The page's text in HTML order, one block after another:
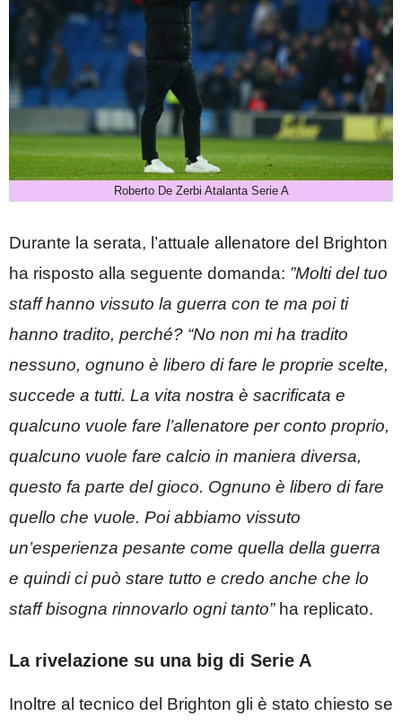
Roberto De Zerbi Atalanta Serie A
Durante la serata, l’attuale allenatore del Brighton
ha risposto alla seguente domanda: ”Molti del tuo
staff hanno vissuto la guerra con te ma poi ti
hanno tradito, perché? “No non mi ha tradito
nessuno, ognuno è libero di fare le proprie scelte,
succede a tutti. La vita nostra è sacrificata e
qualcuno vuole fare l’allenatore per conto proprio,
qualcuno vuole fare calcio in maniera diversa,
questo fa parte del gioco. Ognuno è libero di fare
quello che vuole. Poi abbiamo vissuto
un’esperienza pesante come quella della guerra
e quindi ci può stare tutto e credo anche che lo
staff bisogna rinnovarlo ogni tanto”ha replicato.
La rivelazione su una big di Serie A
Inoltre al tecnico del Brighton gli è stato chiesto se